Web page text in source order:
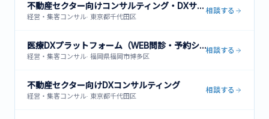
不動産セクター向けコンサルティング・DXサービス
経営・集客コンサル· 東京都千代田区
相談する
医療DXプラットフォーム（WEB問診・予約システム・患者管理）
経営・集客コンサル· 福岡県福岡市博多区
相談する
不動産セクター向けDXコンサルティング
経営・集客コンサル· 東京都千代田区
相談する